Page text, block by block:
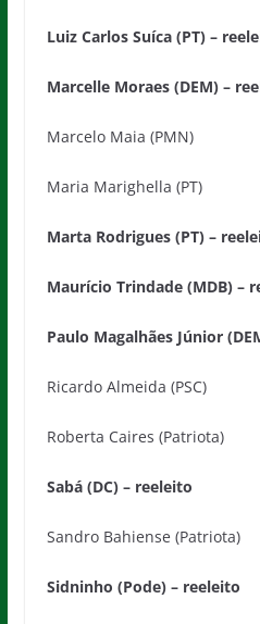
Luiz Carlos Suíca (PT) –
Marcelle Moraes (DEM) –
Marcelo Maia (PMN)
Maria Marighella (PT)
Marta Rodrigues (PT) –
Maurício Trindade (MDB) –
Paulo Magalhães Júnior
Ricardo Almeida (PSC)
Roberta Caires (Patriota)
Sabá (DC) – reeleito
Sandro Bahiense (Patriota)
Sidninho (Pode) – reeleito